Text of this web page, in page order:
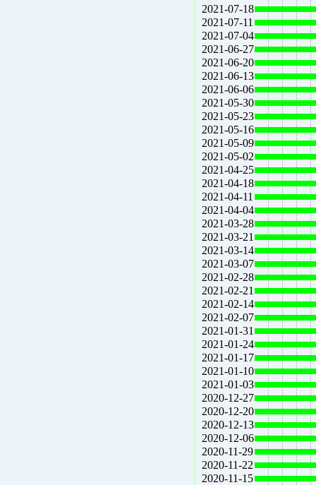
2021-07-18
2021-07-11
2021-07-04
2021-06-27
2021-06-20
2021-06-13
2021-06-06
2021-05-30
2021-05-23
2021-05-16
2021-05-09
2021-05-02
2021-04-25
2021-04-18
2021-04-11
2021-04-04
2021-03-28
2021-03-21
2021-03-14
2021-03-07
2021-02-28
2021-02-21
2021-02-14
2021-02-07
2021-01-31
2021-01-24
2021-01-17
2021-01-10
2021-01-03
2020-12-27
2020-12-20
2020-12-13
2020-12-06
2020-11-29
2020-11-22
2020-11-15